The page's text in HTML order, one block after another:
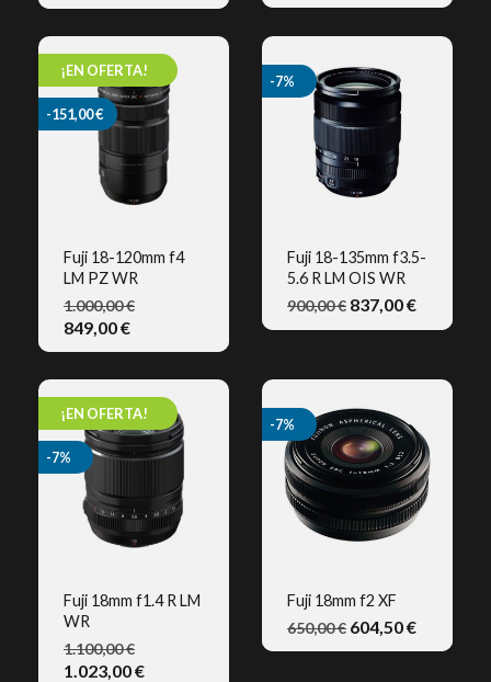
Fuji 18-120mm f4
LM PZ WR
1.000,00 €
849,00 €
¡EN OFERTA!
-151,00 €
Fuji 18-135mm f3.5-
5.6 R LM OIS WR
900,00 € 837,00 €
-7%
Fuji 18mm f1.4 R LM
WR
1.100,00 €
1.023,00 €
¡EN OFERTA!
-7%
VISTA RÁPIDA
Fuji 18mm f2 XF
650,00 € 604,50 €
-7%